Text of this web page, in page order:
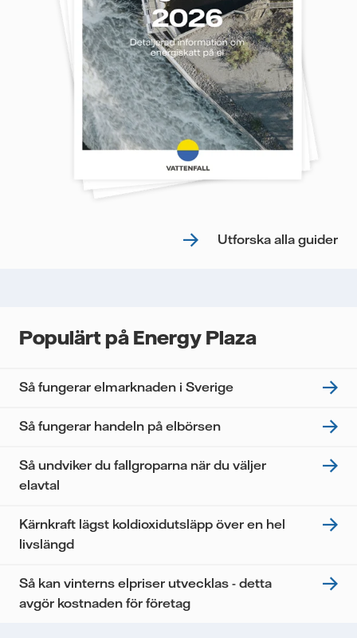
Utforska alla guider
Populärt på Energy Plaza
Så fungerar elmarknaden i Sverige
Så fungerar handeln på elbörsen
Så undviker du fallgroparna när du väljer
elavtal
Kärnkraft lägst koldioxidutsläpp över en hel
livslängd
Så kan vinterns elpriser utvecklas - detta
avgör kostnaden för företag